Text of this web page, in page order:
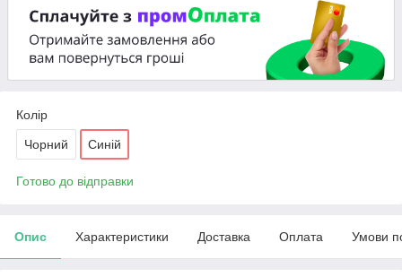
Колір
Чорний Синій
Готово до відправки
Опис Характеристики Доставка Оплата Умови